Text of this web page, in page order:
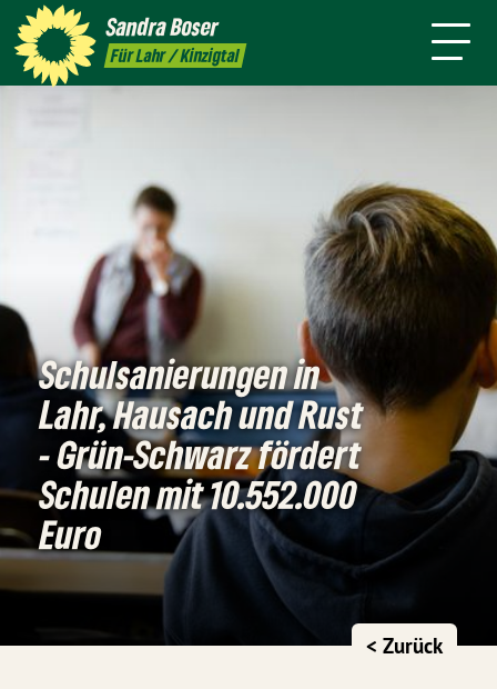
SandraBoser
Für Lahr / Kinzigtal
Presse Kontakt Termine
mich
Schulsanierungen in
Lahr, Hausach und Rust
- Grün-Schwarz fördert
Schulen mit 10.552.000
Euro
< Zurück